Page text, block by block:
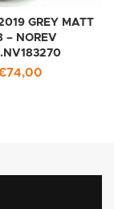
GREY MATT
– NOREV
74,00